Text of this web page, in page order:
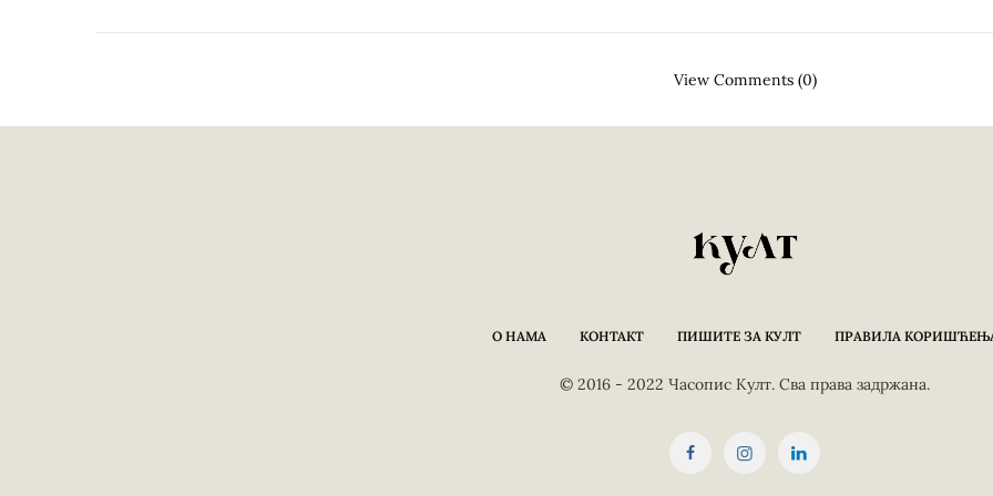
View Comments (0)
О НАМА КОНТАКТ ПИШИТЕ ЗА КУЛТ ПРАВИЛА
© 2016 - 2022 Часопис Култ. Сва права задржана.